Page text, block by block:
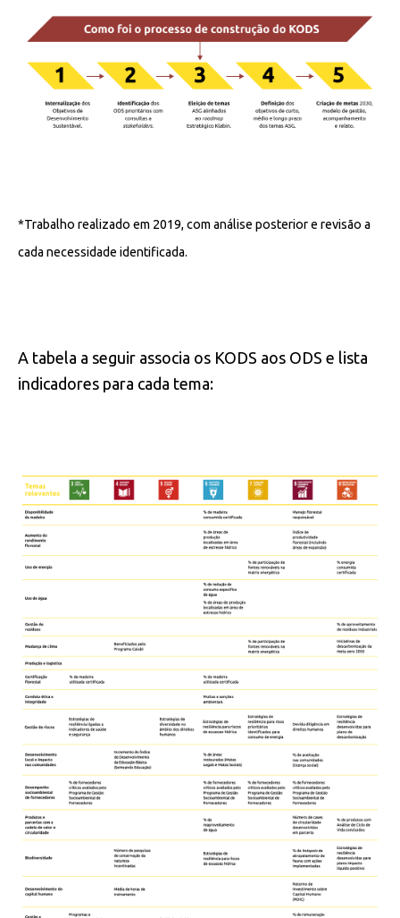
*Trabalho realizado em 2019, com análise posterior e revisão a
cada necessidade identificada.
A tabela a seguir associa os KODS aos ODS e lista
indicadores para cada tema: